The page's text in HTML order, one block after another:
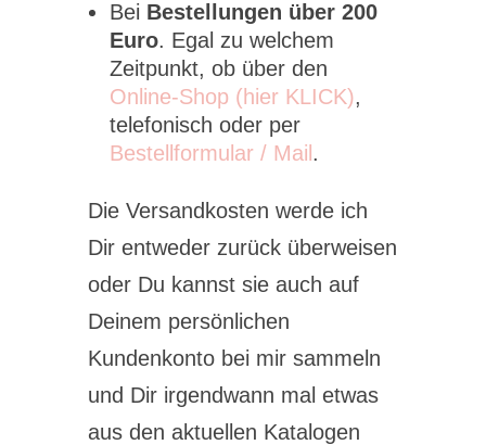
Bei Bestellungen über 200
Euro. Egal zu welchem
Zeitpunkt, ob über den
Online-Shop (hier KLICK),
telefonisch oder per
Bestellformular / Mail.
Die Versandkosten werde ich
Dir entweder zurück überweisen
oder Du kannst sie auch auf
Deinem persönlichen
Kundenkonto bei mir sammeln
und Dir irgendwann mal etwas
aus den aktuellen Katalogen